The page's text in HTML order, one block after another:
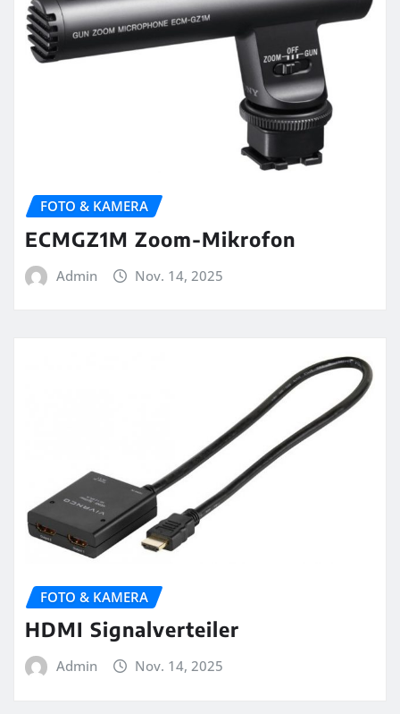
FOTO & KAMERA
ECMGZ1M Zoom-Mikrofon
Admin Nov. 14, 2025
FOTO & KAMERA
HDMI Signalverteiler
Admin Nov. 14, 2025